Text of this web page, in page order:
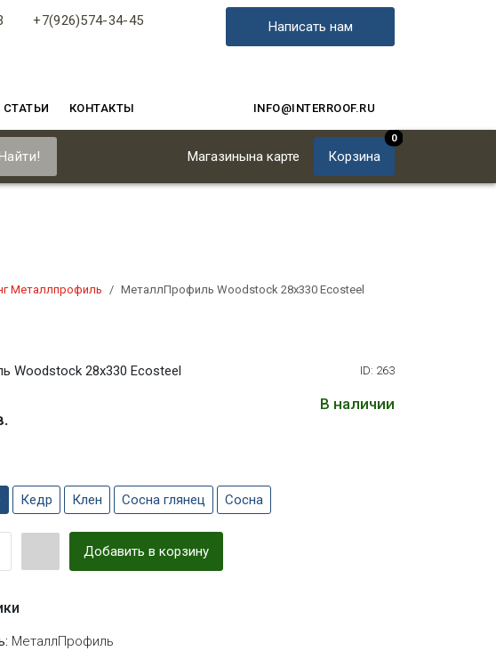
+7(926)574-34-45 Написать нам
КОНТАКТЫ INFO@INTERROOF.RU
Магазинына карте Корзина
0
Металлпрофиль МеталлПрофиль Woodstock 28x330 Ecosteel
Woodstock 28x330 Ecosteel ID: 263
В наличии
Кедр Клен Сосна глянец Сосна
Добавить в корзину
МеталлПрофиль